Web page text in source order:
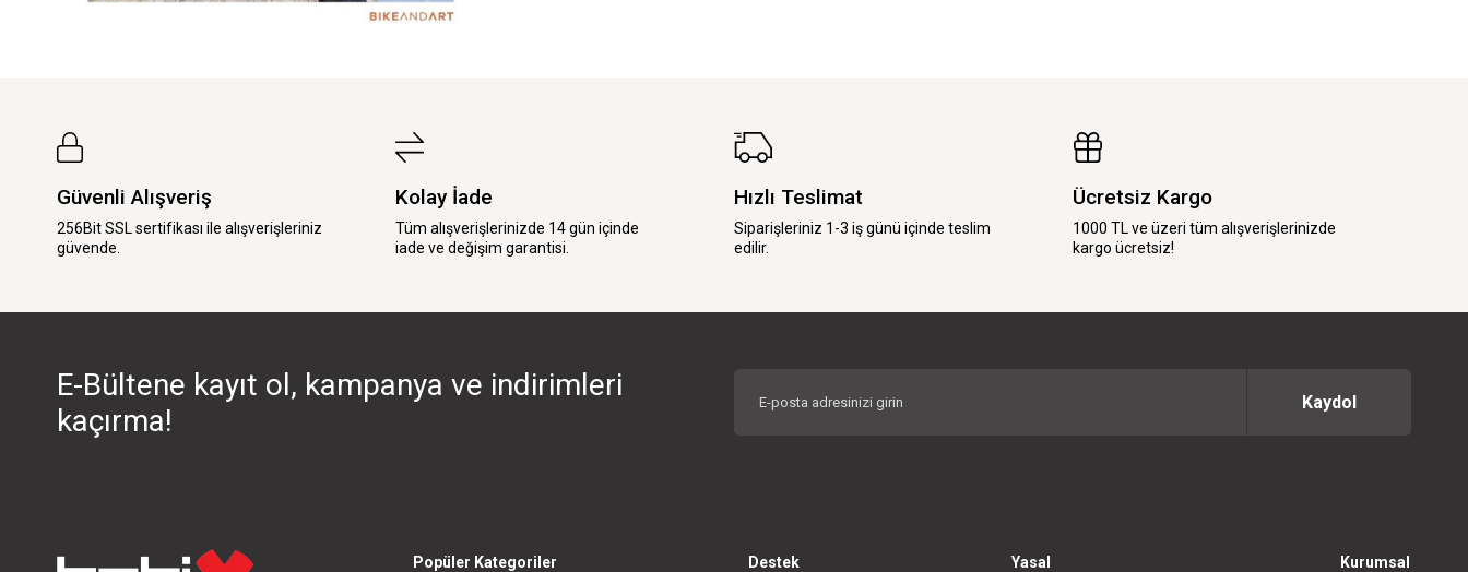
Güvenli Alışveriş
256Bit SSL sertifikası ile alışverişleriniz
güvende.
Kolay İade
Tüm alışverişlerinizde 14 gün içinde
iade ve değişim garantisi.
Hızlı Teslimat
Siparişleriniz 1-3 iş günü içinde teslim
edilir.
Ücretsiz Kargo
1000 TL ve üzeri tüm alışverişlerinizde
kargo ücretsiz!
E-Bültene kayıt ol, kampanya ve indirimleri
kaçırma!
Kaydol
Popüler Kategoriler Destek Yasal Kurumsal